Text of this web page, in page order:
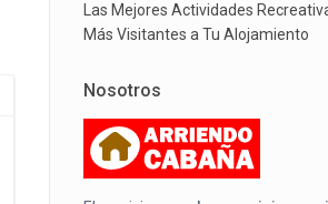
Las Mejores Actividades
Más Visitantes a Tu Alojamiento
Nosotros